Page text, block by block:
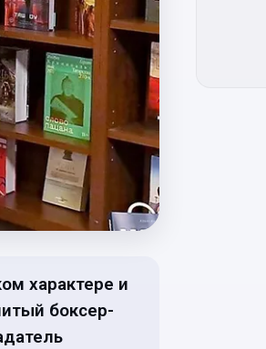
характере и
боксер-